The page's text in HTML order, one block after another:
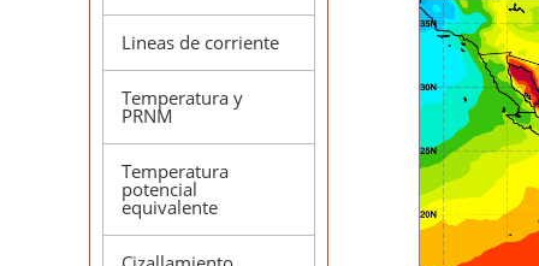
Lineas de corriente
Temperatura y
PRNM
Temperatura
potencial
equivalente